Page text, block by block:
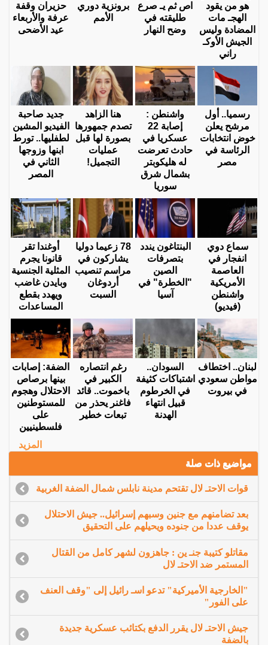
هو من يقود
الهجـ مات
المضادة وليس
الجيش الأوكـ
راني
اص ثم يـ صرع
طليقته في
وضح النهار
برونزية دوري
الأمم
حزيران وقفة
عرفة والأربعاء
عيد الأضحى
رسميا.. أول
مرشح يعلن
خوض انتخابات
الرئاسة في
مصر
واشنطن :
إصابة 22
عسكريا في
حادث تعرضت
له هليكوبتر
بشمال شرق
سوريا
هنا الزاهد
تصدم جمهورها
بصورة لها قبل
عمليات
التجميل!
جديد صاحبة
الفيديو المشين
لطفليها.. تورط
ابنها وزوجها
الثاني في
المصر
سماع دوي
انفجار في
العاصمة
الأمريكية
واشنطن
(فيديو)
البنتاغون يندد
بتصرفات
الصين
"الخطرة" في
آسيا
78 زعيما دوليا
يشاركون في
مراسم تنصيب
أردوغان
السبت
أوغندا تقر
قانونا يجرم
المثلية الجنسية
وبايدن غاضب
ويهدد بقطع
المساعدات
لبنان.. اختطاف
مواطن سعودي
في بيروت
السودان..
اشتباكات كثيفة
في الخرطوم
قبيل انتهاء
الهدنة
رغم انتصاره
الكبير في
باخموت.. قائد
فاغنر يحذر من
تبعات خطير
الضفة: إصابات
بينها برصاص
الاحتلال وهجوم
للمستوطنين
على
فلسطينيين
المزيد
مواضيع ذات صلة
قوات الاحتـ لال تقتحم مدينة نابلس شمال الضفة الغربية
بعد تضامنهم مع جنين وسبهم إسرائيل.. جيش الاحتلال
يوقف عددا من جنوده ويحيلهم على التحقيق
مقاتلو كتيبة جنـ ين : جاهزون لشهر كامل من القتال
المستمر ضد الاحتـ لال
"الخارجية الأميركية" تدعو اسـ رائيل إلى "وقف العنف
على الفور"
جيش الاحتـ لال يقرر الدفع بكتائب عسكرية جديدة
بالضفة